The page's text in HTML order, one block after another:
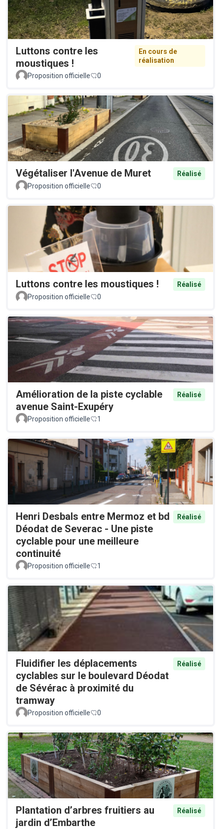
Luttons contre les
moustiques !
En cours de
réalisation
Proposition officielle
0
Végétaliser l'Avenue de Muret
Réalisé
Proposition officielle
0
Luttons contre les moustiques !
Réalisé
Proposition officielle
0
Amélioration de la piste cyclable
avenue Saint-Exupéry
Réalisé
Proposition officielle 1
Henri Desbals entre Mermoz et bd
Déodat de Severac - Une piste
cyclable pour une meilleure
continuité
Réalisé
Proposition officielle 1
Fluidifier les déplacements
cyclables sur le boulevard Déodat
de Sévérac à proximité du
tramway
Réalisé
Proposition officielle 0
Plantation d’arbres fruitiers au
jardin d’Embarthe
Réalisé